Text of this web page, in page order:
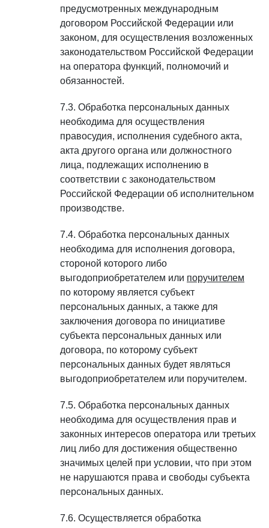
предусмотренных международным
договором Российской Федерации или
законом, для осуществления возложенных
законодательством Российской Федерации
на оператора функций, полномочий и
обязанностей.
Обработка персональных данных
необходима для осуществления
правосудия, исполнения судебного акта,
акта другого органа или должностного
лица, подлежащих исполнению в
соответствии с законодательством
Российской Федерации об исполнительном
производстве.
Обработка персональных данных
необходима для исполнения договора,
стороной которого либо
выгодоприобретателем или поручителем
по которому является субъект
персональных данных, а также для
заключения договора по инициативе
субъекта персональных данных или
договора, по которому субъект
персональных данных будет являться
выгодоприобретателем или поручителем.
Обработка персональных данных
необходима для осуществления прав и
законных интересов оператора или третьих
лиц либо для достижения общественно
значимых целей при условии, что при этом
не нарушаются права и свободы субъекта
персональных данных.
Осуществляется обработка